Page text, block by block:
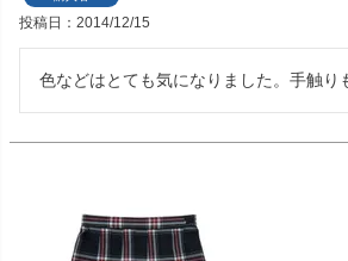
投稿日 2014/12/15
色などはとても気になりました。手触り